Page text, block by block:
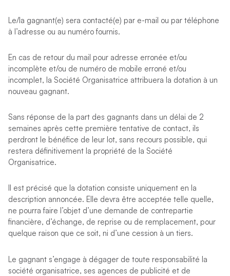
Le/la gagnant(e) sera contacté(e) par e-mail ou par téléphone
à l’adresse ou au numéro fournis.
En cas de retour du mail pour adresse erronée et/ou
incomplète et/ou de numéro de mobile erroné et/ou
incomplet, la Société Organisatrice attribuera la dotation à un
nouveau gagnant.
Sans réponse de la part des gagnants dans un délai de 2
semaines après cette première tentative de contact, ils
perdront le bénéfice de leur lot, sans recours possible, qui
restera définitivement la propriété de la Société
Organisatrice.
Il est précisé que la dotation consiste uniquement en la
description annoncée. Elle devra être acceptée telle quelle,
ne pourra faire l’objet d’une demande de contrepartie
financière, d’échange, de reprise ou de remplacement, pour
quelque raison que ce soit, ni d’une cession à un tiers.
Le gagnant s’engage à dégager de toute responsabilité la
société organisatrice, ses agences de publicité et de